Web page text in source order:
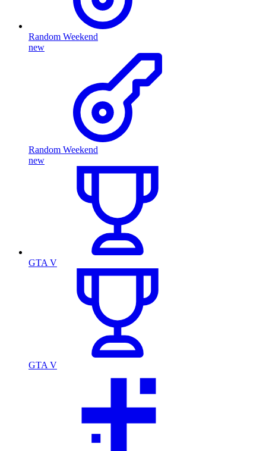
Random Weekend
new
Random Weekend
new
GTA V
GTA V